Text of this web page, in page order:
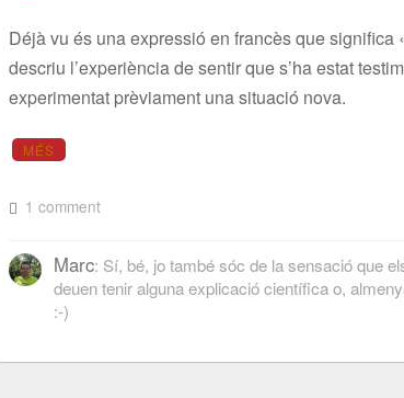
Déjà vu és una expressió en francès que significa
descriu l’experiència de sentir que s’ha estat
experimentat prèviament una situació nova.
MÉS
1 comment
Marc: Sí, bé, jo també sóc de la sensació que
deuen tenir alguna explicació científica o,
:-)